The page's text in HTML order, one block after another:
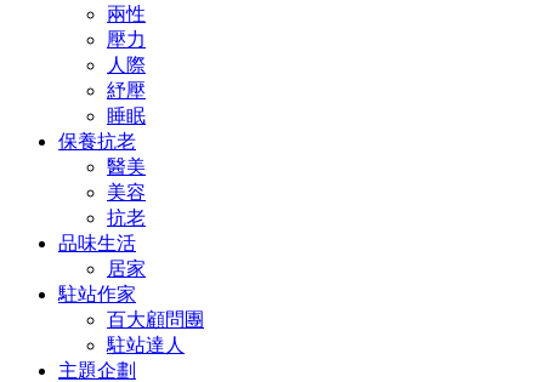
兩性
壓力
人際
紓壓
睡眠
保養抗老
醫美
美容
抗老
品味生活
居家
駐站作家
百大顧問團
駐站達人
主題企劃